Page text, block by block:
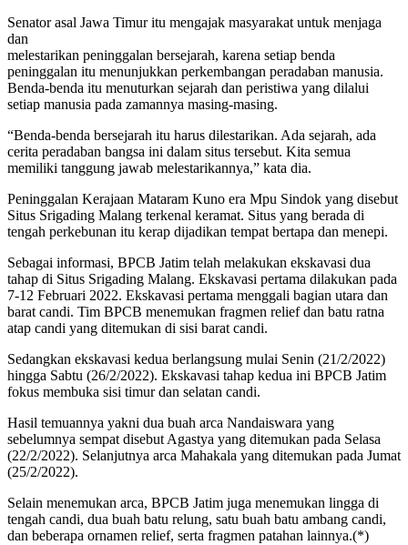
Senator asal Jawa Timur itu mengajak masyarakat untuk menjaga
dan
melestarikan peninggalan bersejarah, karena setiap benda
peninggalan itu menunjukkan perkembangan peradaban manusia.
Benda-benda itu menuturkan sejarah dan peristiwa yang dilalui
setiap manusia pada zamannya masing-masing.
“Benda-benda bersejarah itu harus dilestarikan. Ada sejarah, ada
cerita peradaban bangsa ini dalam situs tersebut. Kita semua
memiliki tanggung jawab melestarikannya,” kata dia.
Peninggalan Kerajaan Mataram Kuno era Mpu Sindok yang disebut
Situs Srigading Malang terkenal keramat. Situs yang berada di
tengah perkebunan itu kerap dijadikan tempat bertapa dan menepi.
Sebagai informasi, BPCB Jatim telah melakukan ekskavasi dua
tahap di Situs Srigading Malang. Ekskavasi pertama dilakukan pada
7-12 Februari 2022. Ekskavasi pertama menggali bagian utara dan
barat candi. Tim BPCB menemukan fragmen relief dan batu ratna
atap candi yang ditemukan di sisi barat candi.
Sedangkan ekskavasi kedua berlangsung mulai Senin (21/2/2022)
hingga Sabtu (26/2/2022). Ekskavasi tahap kedua ini BPCB Jatim
fokus membuka sisi timur dan selatan candi.
Hasil temuannya yakni dua buah arca Nandaiswara yang
sebelumnya sempat disebut Agastya yang ditemukan pada Selasa
(22/2/2022). Selanjutnya arca Mahakala yang ditemukan pada Jumat
(25/2/2022).
Selain menemukan arca, BPCB Jatim juga menemukan lingga di
tengah candi, dua buah batu relung, satu buah batu ambang candi,
dan beberapa ornamen relief, serta fragmen patahan lainnya.(*)